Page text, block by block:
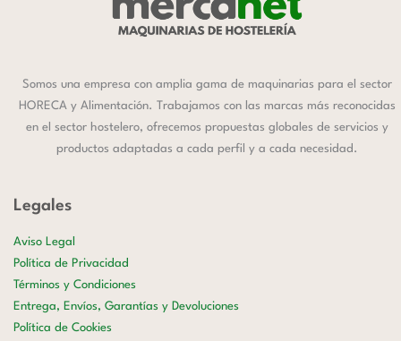
Somos una empresa con amplia gama de maquinarias para el sector
HORECA y Alimentación. Trabajamos con las marcas más reconocidas
en el sector hostelero, ofrecemos propuestas globales de servicios y
productos adaptadas a cada perfil y a cada necesidad.
Legales
Aviso Legal
Política de Privacidad
Términos y Condiciones
Entrega, Envíos, Garantías y Devoluciones
Política de Cookies